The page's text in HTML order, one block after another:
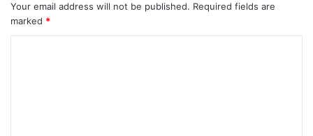
Your email address will not be published. Required fields are
marked *